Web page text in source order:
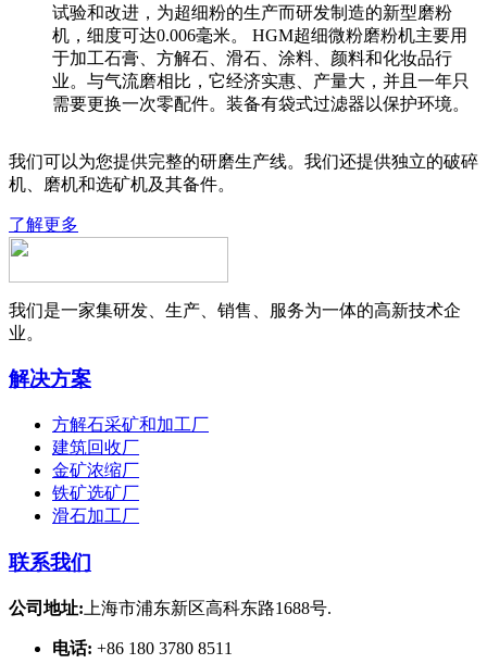
试验和改进，为超细粉的生产而研发制造的新型磨粉
机，细度可达0.006毫米。 HGM超细微粉磨粉机主要用
于加工石膏、方解石、滑石、涂料、颜料和化妆品行
业。与气流磨相比，它经济实惠、产量大，并且一年只
需要更换一次零配件。装备有袋式过滤器以保护环境。
我们可以为您提供完整的研磨生产线。我们还提供独立的破碎
机、磨机和选矿机及其备件。
了解更多
我们是一家集研发、生产、销售、服务为一体的高新技术企
业。
解决方案
方解石采矿和加工厂
建筑回收厂
金矿浓缩厂
铁矿选矿厂
滑石加工厂
联系我们
公司地址: 上海市浦东新区高科东路1688号.
电话: +86 180 3780 8511